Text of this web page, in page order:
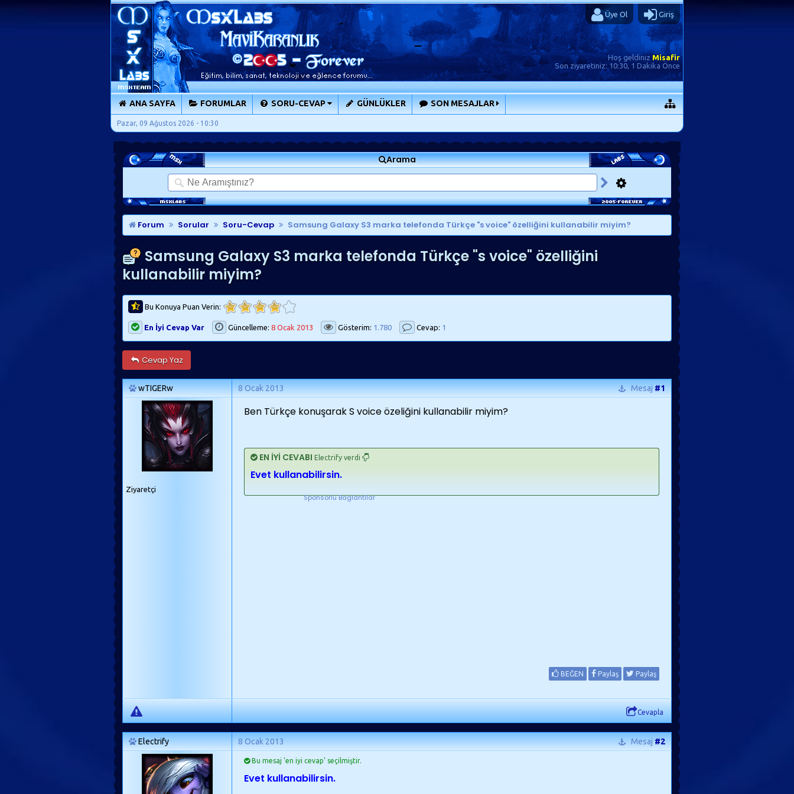
Üye Ol Giriş
Hoş geldiniz Misafir
Son ziyaretiniz:10:30, 1 Dakika Önce
ANA SAYFA FORUMLAR SORU-CEVAP GÜNLÜKLER SON MESAJLAR
Pazar, 09 Ağustos 2026 - 10:30
Arama
Forum Sorular Soru-Cevap Samsung Galaxy S3 marka telefonda Türkçe "s voice" özelliğini kullanabilir miyim?
Samsung Galaxy S3 marka telefonda Türkçe "s voice" özelliğini
kullanabilir miyim?
Bu Konuya Puan Verin:
En İyi Cevap Var Güncelleme: 8 Ocak 2013 Gösterim: 1.780 Cevap: 1
Cevap Yaz
wTIGERw 8 Ocak 2013 Mesaj#1
Ziyaretçi
Ben Türkçe konuşarak S voice özeliğini kullanabilir miyim?
EN İYİ CEVABI Electrify verdi
Evet kullanabilirsin.
Sponsorlu Baglantilar
BEĞEN Paylaş Paylaş
Cevapla
Electrify 8 Ocak 2013 Mesaj#2
Bu mesaj 'en iyi cevap' seçilmiştir.
Evet kullanabilirsin.